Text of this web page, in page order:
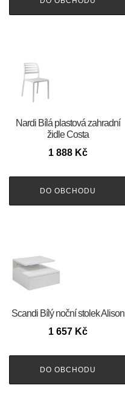
Nardi Bílá plastová zahradní
židle Costa
1 888 Kč
DO OBCHODU
Scandi Bílý noční stolek Alison
1 657 Kč
DO OBCHODU